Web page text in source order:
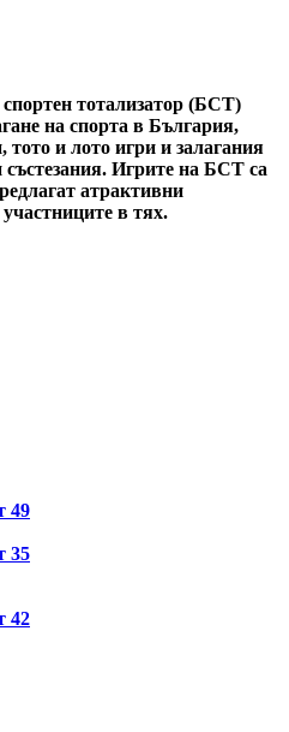
тотализатор (БСТ)
на спорта в България,
тото и лото игри и залагания
състезания. Игрите на БСТ са
атрактивни
в тях.
49
35
42